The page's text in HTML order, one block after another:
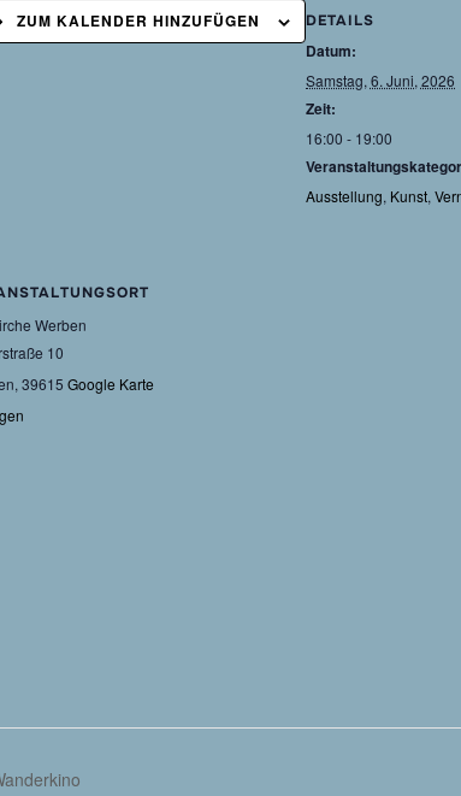
ZUM KALENDER HINZUFÜGEN DETAILS
Datum:
Samstag, 6. Juni, 2026
Zeit:
16:00 - 19:00
Ausstellung, Kunst,
Werben
10
, 39615 Google Karte